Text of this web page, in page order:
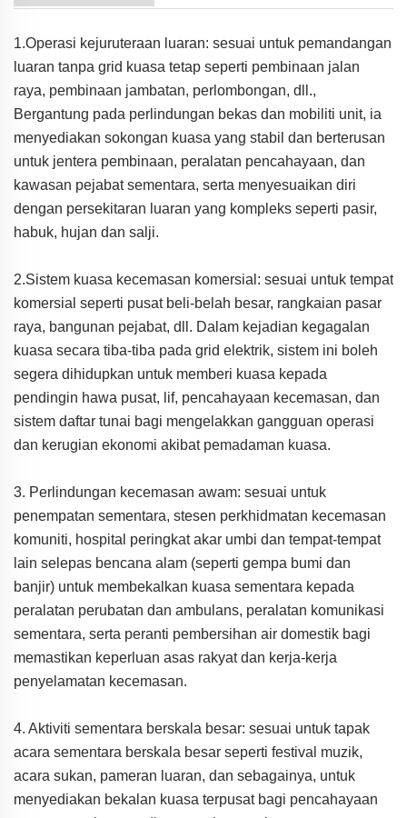
1.Operasi kejuruteraan luaran: sesuai untuk pemandangan
luaran tanpa grid kuasa tetap seperti pembinaan jalan
raya, pembinaan jambatan, perlombongan, dll.,
Bergantung pada perlindungan bekas dan mobiliti unit, ia
menyediakan sokongan kuasa yang stabil dan berterusan
untuk jentera pembinaan, peralatan pencahayaan, dan
kawasan pejabat sementara, serta menyesuaikan diri
dengan persekitaran luaran yang kompleks seperti pasir,
habuk, hujan dan salji.
2.Sistem kuasa kecemasan komersial: sesuai untuk tempat
komersial seperti pusat beli-belah besar, rangkaian pasar
raya, bangunan pejabat, dll. Dalam kejadian kegagalan
kuasa secara tiba-tiba pada grid elektrik, sistem ini boleh
segera dihidupkan untuk memberi kuasa kepada
pendingin hawa pusat, lif, pencahayaan kecemasan, dan
sistem daftar tunai bagi mengelakkan gangguan operasi
dan kerugian ekonomi akibat pemadaman kuasa.
3. Perlindungan kecemasan awam: sesuai untuk
penempatan sementara, stesen perkhidmatan kecemasan
komuniti, hospital peringkat akar umbi dan tempat-tempat
lain selepas bencana alam (seperti gempa bumi dan
banjir) untuk membekalkan kuasa sementara kepada
peralatan perubatan dan ambulans, peralatan komunikasi
sementara, serta peranti pembersihan air domestik bagi
memastikan keperluan asas rakyat dan kerja-kerja
penyelamatan kecemasan.
4. Aktiviti sementara berskala besar: sesuai untuk tapak
acara sementara berskala besar seperti festival muzik,
acara sukan, pameran luaran, dan sebagainya, untuk
menyediakan bekalan kuasa terpusat bagi pencahayaan